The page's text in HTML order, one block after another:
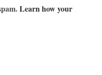
Learn how your